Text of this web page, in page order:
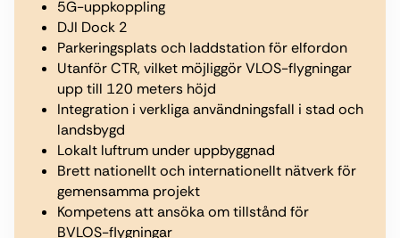
5G-uppkoppling
DJI Dock 2
Parkeringsplats och laddstation för elfordon
Utanför CTR, vilket möjliggör VLOS-flygningar
upp till 120 meters höjd
Integration i verkliga användningsfall i stad och
landsbygd
Lokalt luftrum under uppbyggnad
Brett nationellt och internationellt nätverk för
gemensamma projekt
Kompetens att ansöka om tillstånd för
BVLOS-flygningar